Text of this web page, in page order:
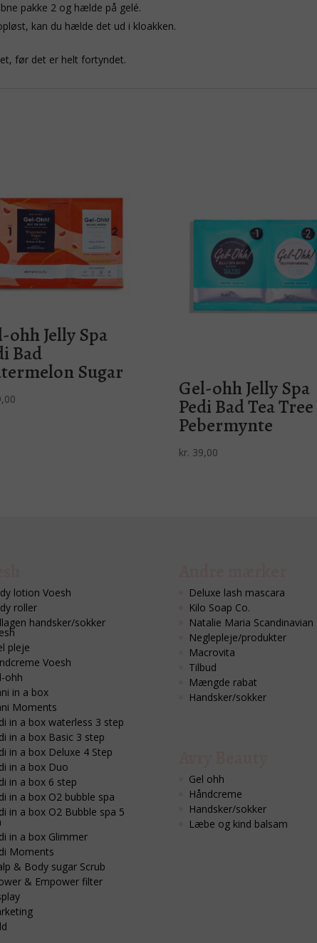
pakke 2 og hælde på gelé.
kan du hælde det ud i kloakken.
før det er helt fortyndet.
ohh Jelly Spa
Bad
Sugar
Gel-ohh Jelly Spa
Pedi Bad Tea
Pebermynte
kr. 39,00
lotion Voesh
roller
handsker/sokker
pleje
Voesh
ohh
in a box
Moments
in a box waterless 3 step
in a box Basic 3 step
in a box Deluxe 4 Step
in a box Duo
in a box 6 step
in a box O2 bubble spa
in a box O2 Bubble spa 5
in a box Glimmer
Moments
& Body sugar Scrub
& Empower filter
Deluxe lash mascara
Kilo Soap Co.
Natalie Maria Scandinavian
Neglepleje/produkter
Macrovita
Tilbud
Mængde rabat
Handsker/sokker
Gel ohh
Håndcreme
Handsker/sokker
Læbe og kind balsam